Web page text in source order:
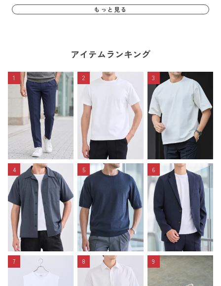
もっと見る
アイテムランキング
1 2 3
4 5 6
7 8 9